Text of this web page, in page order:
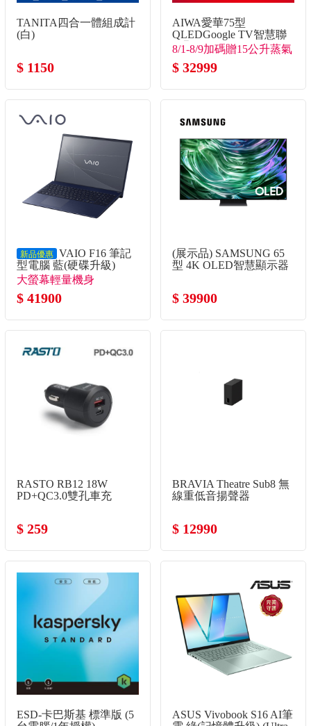
TANITA四合一體組成計
(白)
$ 1150
AIWA愛華75型
QLEDGoogle TV智慧聯
網顯示器
8/1-8/9加碼贈15公升蒸氣
烤箱(市價7990)
$ 32999
新品優惠 VAIO F16 筆記
型電腦 藍(硬碟升級)
(Core5-120U/16G/1TB
SSD/W11P)
大螢幕輕量機身
$ 41900
(展示品) SAMSUNG 65
型 4K OLED智慧顯示器
$ 39900
RASTO RB12 18W
PD+QC3.0雙孔車充
$ 259
BRAVIA Theatre Sub8 無
線重低音揚聲器
$ 12990
ESD-卡巴斯基 標準版 (5
ASUS Vivobook S16 AI筆